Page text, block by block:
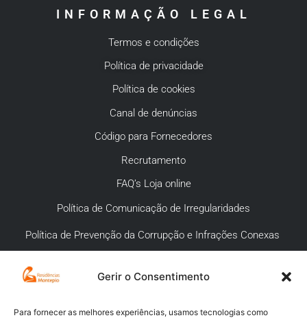
Gerir o Consentimento
Para fornecer as melhores experiências, usamos tecnologias como
INFORMAÇÃO LEGAL
Termos e condições
Política de privacidade
Política de cookies
Canal de denúncias
Código para Fornecedores
Recrutamento
FAQ’s Loja online
Política de Comunicação de Irregularidades
Política de Prevenção da Corrupção e Infrações Conexas
APOIO AO CLIENTE
Meios de pagamento